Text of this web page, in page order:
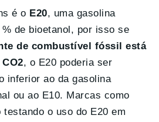
é o E20, uma gasolina
de bioetanol, por isso se
de combustível fóssil está
, o E20 poderia ser
inferior ao da gasolina
ou ao E10. Marcas como
o uso do E20 em